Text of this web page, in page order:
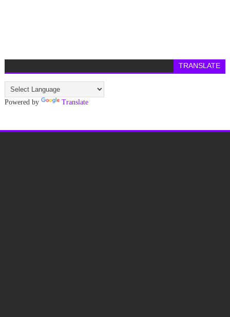
TRANSLATE
Powered by Translate